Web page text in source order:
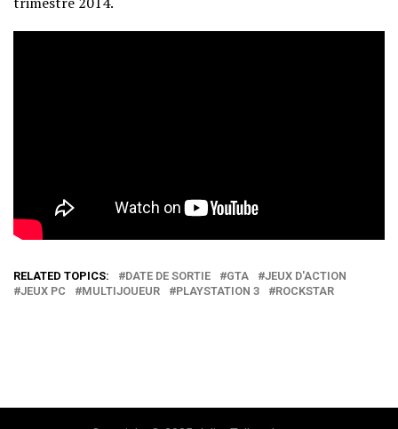
RELATED TOPICS: DATE DE SORTIE GTA
JEUX D'ACTION
JEUX PC
MULTIJOUEUR PLAYSTATION 3 ROCKSTAR